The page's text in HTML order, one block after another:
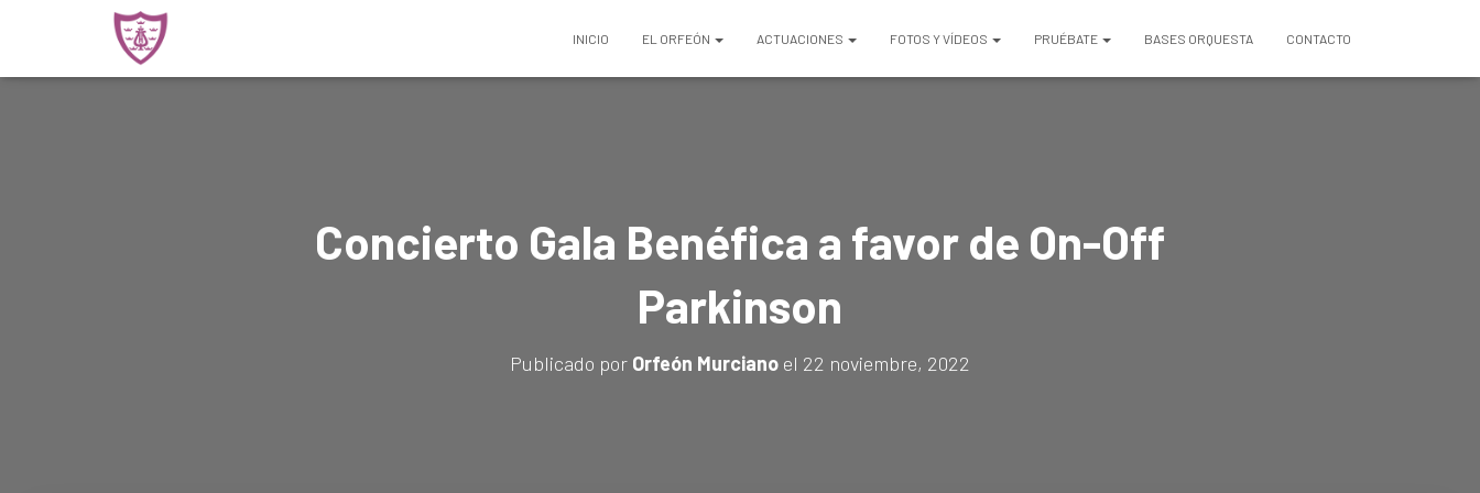
INICIO EL ORFEÓN ACTUACIONES FOTOS Y VÍDEOS PRUÉBATE BASES ORQUESTA CONTACTO
Concierto Gala Benéfica a favor de On-Off
Parkinson
Publicado por Orfeón Murciano el 22 noviembre, 2022